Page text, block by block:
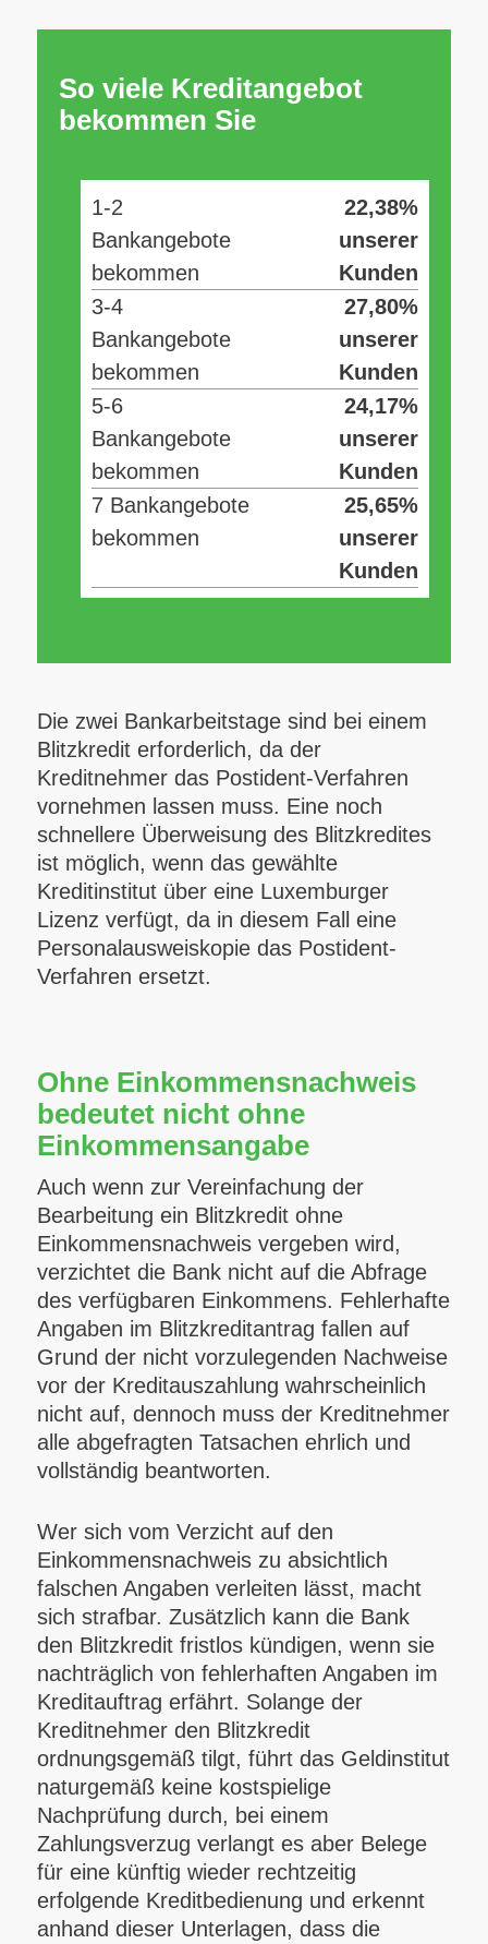
So viele Kreditangebot
bekommen Sie
1-2
Bankangebote
bekommen
22,38%
unserer
Kunden
3-4
Bankangebote
bekommen
27,80%
unserer
Kunden
5-6
Bankangebote
bekommen
24,17%
unserer
Kunden
7 Bankangebote
bekommen
25,65%
unserer
Kunden
Die zwei Bankarbeitstage sind bei einem
Blitzkredit erforderlich, da der
Kreditnehmer das Postident-Verfahren
vornehmen lassen muss. Eine noch
schnellere Überweisung des Blitzkredites
ist möglich, wenn das gewählte
Kreditinstitut über eine Luxemburger
Lizenz verfügt, da in diesem Fall eine
Personalausweiskopie das Postident-
Verfahren ersetzt.
Ohne Einkommensnachweis
bedeutet nicht ohne
Einkommensangabe
Auch wenn zur Vereinfachung der
Bearbeitung ein Blitzkredit ohne
Einkommensnachweis vergeben wird,
verzichtet die Bank nicht auf die Abfrage
des verfügbaren Einkommens. Fehlerhafte
Angaben im Blitzkreditantrag fallen auf
Grund der nicht vorzulegenden Nachweise
vor der Kreditauszahlung wahrscheinlich
nicht auf, dennoch muss der Kreditnehmer
alle abgefragten Tatsachen ehrlich und
vollständig beantworten.
Wer sich vom Verzicht auf den
Einkommensnachweis zu absichtlich
falschen Angaben verleiten lässt, macht
sich strafbar. Zusätzlich kann die Bank
den Blitzkredit fristlos kündigen, wenn sie
nachträglich von fehlerhaften Angaben im
Kreditauftrag erfährt. Solange der
Kreditnehmer den Blitzkredit
ordnungsgemäß tilgt, führt das Geldinstitut
naturgemäß keine kostspielige
Nachprüfung durch, bei einem
Zahlungsverzug verlangt es aber Belege
für eine künftig wieder rechtzeitig
erfolgende Kreditbedienung und erkennt
anhand dieser Unterlagen, dass die